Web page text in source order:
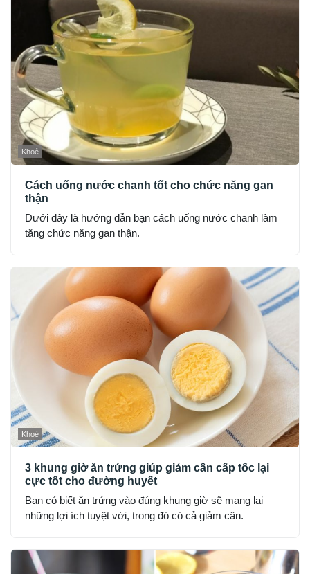
Khoẻ
Cách uống nước chanh tốt cho chức năng gan
thận
Dưới đây là hướng dẫn bạn cách uống nước chanh làm
tăng chức năng gan thận.
Khoẻ
3 khung giờ ăn trứng giúp giảm cân cấp tốc lại
cực tốt cho đường huyết
Bạn có biết ăn trứng vào đúng khung giờ sẽ mang lại
những lợi ích tuyệt vời, trong đó có cả giảm cân.